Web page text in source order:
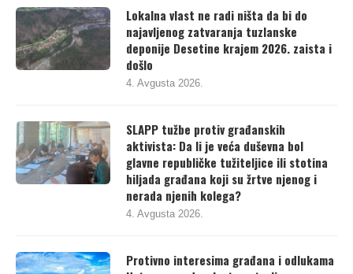
Lokalna vlast ne radi ništa da bi do
najavljenog zatvaranja tuzlanske
deponije Desetine krajem 2026. zaista i
došlo
4. Avgusta 2026.
SLAPP tužbe protiv građanskih
aktivista: Da li je veća duševna bol
glavne republičke tužiteljice ili stotina
hiljada građana koji su žrtve njenog i
nerada njenih kolega?
4. Avgusta 2026.
Protivno interesima građana i odlukama